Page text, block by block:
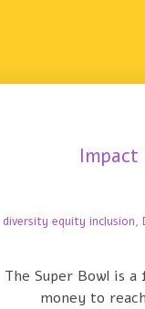
diversity equity inclusion,
The Super Bowl is
money to